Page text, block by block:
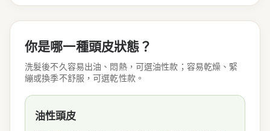
你是哪一種頭皮狀態？
洗髮後不久容易出油、悶熱，可選油性款；容易乾燥、緊
繃或換季不舒服，可選乾性款。
油性頭皮